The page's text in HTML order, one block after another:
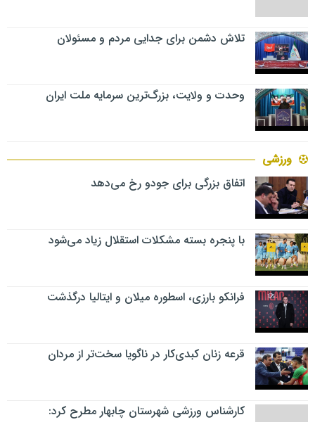
تلاش دشمن برای جدایی مردم و مسئولان
وحدت و ولایت، بزرگ‌ترین سرمایه ملت ایران
ورزشی
اتفاق بزرگی برای جودو رخ می‌دهد
با پنجره بسته مشکلات استقلال زیاد می‌شود
فرانکو بارزی، اسطوره میلان و ایتالیا درگذشت
قرعه زنان کبدی‌کار در ناگویا سخت‌تر از مردان
کارشناس ورزشی شهرستان چابهار مطرح کرد: